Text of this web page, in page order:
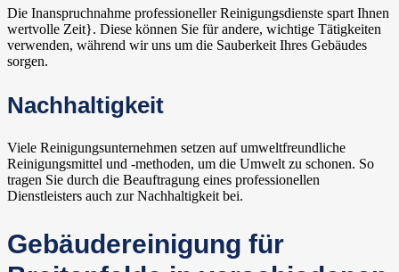
Die Inanspruchnahme professioneller Reinigungsdienste spart Ihnen
wertvolle Zeit}. Diese können Sie für andere, wichtige Tätigkeiten
verwenden, während wir uns um die Sauberkeit Ihres Gebäudes
sorgen.
Nachhaltigkeit
Viele Reinigungsunternehmen setzen auf umweltfreundliche
Reinigungsmittel und -methoden, um die Umwelt zu schonen. So
tragen Sie durch die Beauftragung eines professionellen
Dienstleisters auch zur Nachhaltigkeit bei.
Gebäudereinigung für